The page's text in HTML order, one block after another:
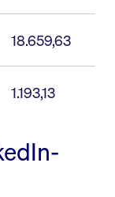
18.659,63
1.193,13